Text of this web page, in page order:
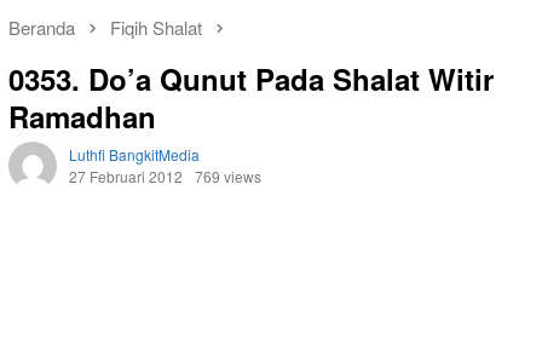
Beranda Fiqih Shalat
0353. Do’a Qunut Pada Shalat Witir
Ramadhan
Luthfi BangkitMedia
27 Februari 2012
769 views